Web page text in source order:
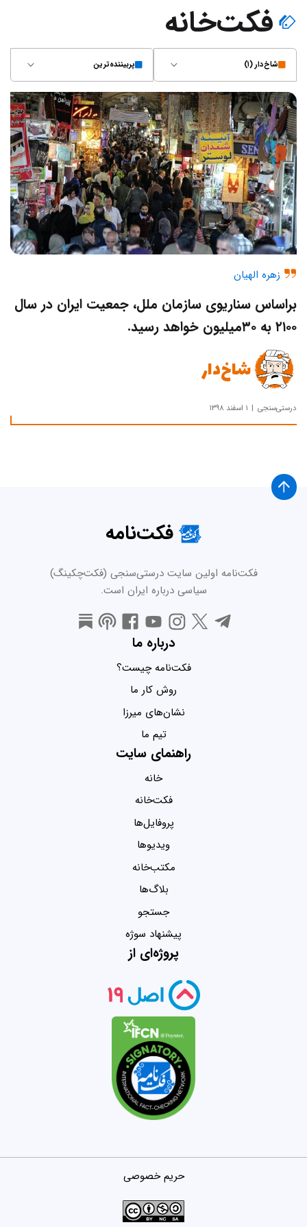
فکت‌خانه
شاخ‌دار (۱) پربیننده‌ترین
زهره الهیان
براساس سناریوی سازمان ملل، جمعیت ایران در سال
۲۱۰۰ به ۳۰میلیون خواهد رسید.
شاخ‌دار
درستی‌سنجی ۱ اسفند ۱۳۹۸
فکت‌نامه
فکت‌نامه اولین سایت درستی‌سنجی (فکت‌چکینگ)
سیاسی درباره ایران است.
درباره ما
فکت‌نامه چیست؟
روش کار ما
نشان‌های میرزا
تیم ما
راهنمای سایت
خانه
فکت‌خانه
پروفایل‌ها
ویدیو‌ها
مکتب‌خانه
بلاگ‌ها
جستجو
پیشنهاد سوژه
پروژه‌ای از
حریم خصوصی